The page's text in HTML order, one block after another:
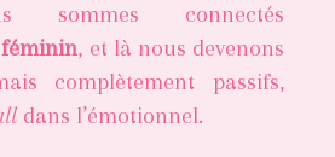
sommes connectés
, et là nous devenons
complètement passifs,
dans l’émotionnel.